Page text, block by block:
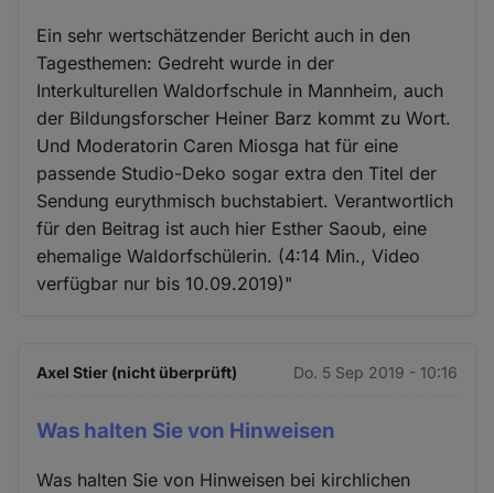
Ein sehr wertschätzender Bericht auch in den
Tagesthemen: Gedreht wurde in der
Interkulturellen Waldorfschule in Mannheim, auch
der Bildungsforscher Heiner Barz kommt zu Wort.
Und Moderatorin Caren Miosga hat für eine
passende Studio-Deko sogar extra den Titel der
Sendung eurythmisch buchstabiert. Verantwortlich
für den Beitrag ist auch hier Esther Saoub, eine
ehemalige Waldorfschülerin. (4:14 Min., Video
verfügbar nur bis 10.09.2019)"
Axel Stier (nicht überprüft) Do. 5 Sep 2019 - 10:16
Was halten Sie von Hinweisen
Was halten Sie von Hinweisen bei kirchlichen